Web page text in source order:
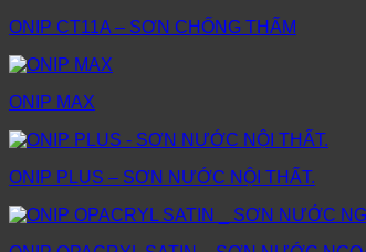
ONIP CT11A – SƠN CHỐNG THẤM
ONIP MAX
ONIP PLUS – SƠN NƯỚC NỘI THẤT.